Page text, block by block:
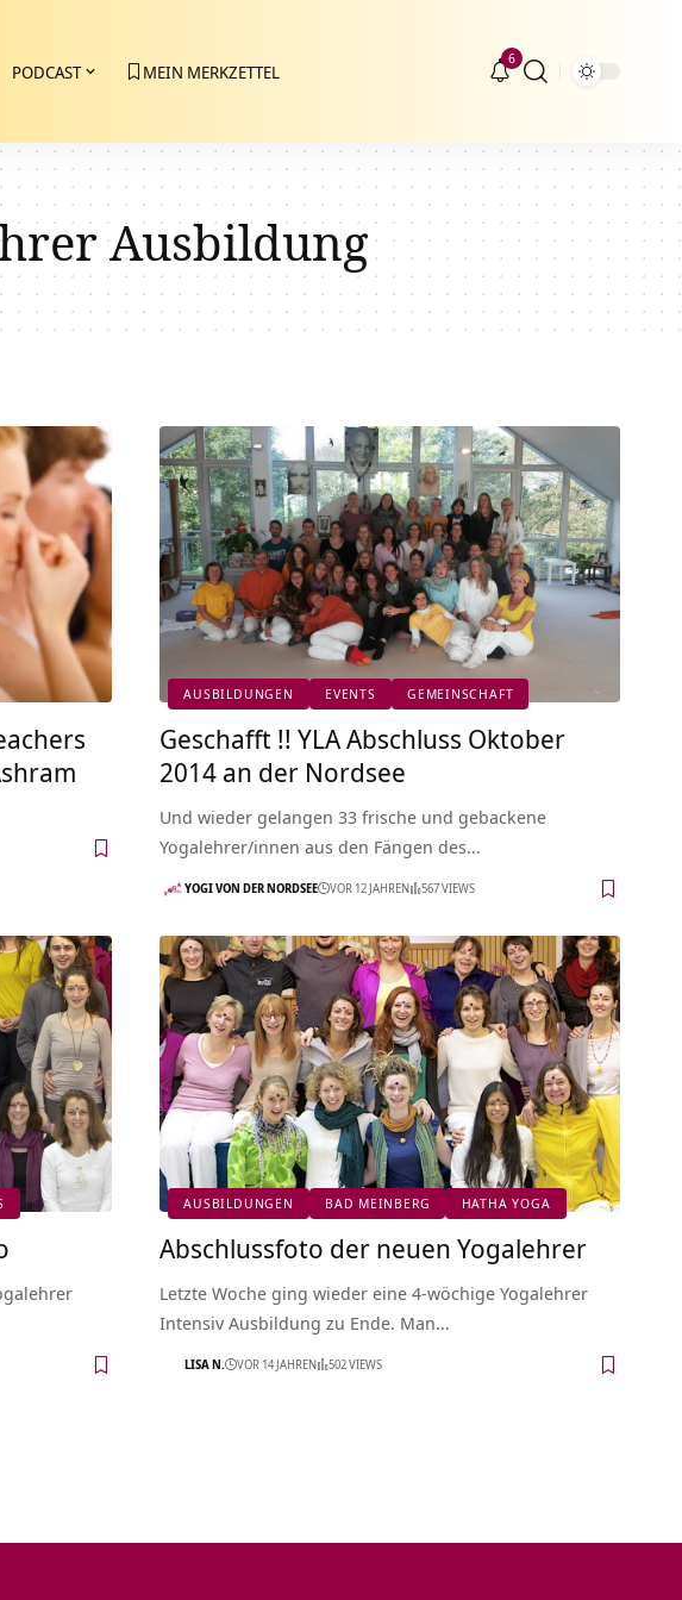
PODCAST MEIN MERKZETTEL
6
Ausbildung
AUSBILDUNGEN EVENTS GEMEINSCHAFT
Geschafft !! YLA Abschluss Oktober
2014 an der Nordsee
Und wieder gelangen 33 frische und gebackene
Yogalehrer/innen aus den Fängen des…
YOGI VON DER NORDSEE VOR 12 JAHREN 567 VIEWS
AUSBILDUNGEN BAD MEINBERG HATHA YOGA
Abschlussfoto der neuen Yogalehrer
Letzte Woche ging wieder eine 4-wöchige Yogalehrer
Intensiv Ausbildung zu Ende. Man…
LISA N. VOR 14 JAHREN 502 VIEWS